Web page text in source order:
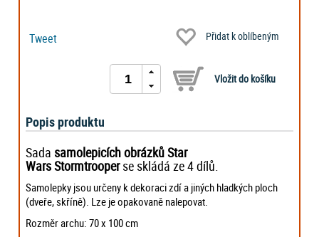
Tweet Přidat k oblíbeným
Popis produktu
Sada samolepicích obrázků Star
Wars Stormtrooperse skládá ze 4 dílů.
Samolepky jsou určeny k dekoraci zdí a jiných hladkých ploch
(dveře, skříně). Lze je opakovaně nalepovat.
Rozměr archu: 70 x 100 cm